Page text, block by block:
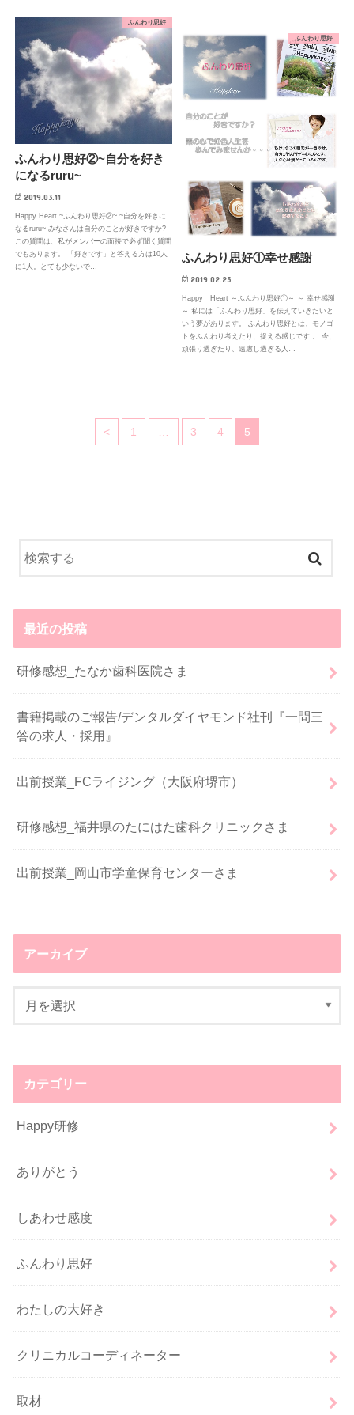
ふんわり思好
ふんわり思好②~自分を好き
になるruru~
2019.03.11
Happy Heart ~ふんわり思好②~ ~自分を好きに
なるruru~ みなさんは自分のことが好きですか?
この質問は、私がメンバーの面接で必ず聞く質問
でもあります。 「好きです」と答える方は10人
に1人。とても少ないで…
ふんわり思好
ふんわり思好①幸せ感謝
2019.02.25
Happy Heart ～ふんわり思好①～ ～ 幸せ感謝
～ 私には「ふんわり思好」を伝えていきたいと
いう夢があります。 ふんわり思好とは、モノゴ
トをふんわり考えたり、捉える感じです 。 今、
頑張り過ぎたり、遠慮し過ぎる人…
< 1 … 3 4 5
最近の投稿
研修感想_たなか歯科医院さま
書籍掲載のご報告/デンタルダイヤモンド社刊『一問三
答の求人・採用』
出前授業_FCライジング（大阪府堺市）
研修感想_福井県のたにはた歯科クリニックさま
出前授業_岡山市学童保育センターさま
アーカイブ
カテゴリー
Happy研修
ありがとう
しあわせ感度
ふんわり思好
わたしの大好き
クリニカルコーディネーター
取材